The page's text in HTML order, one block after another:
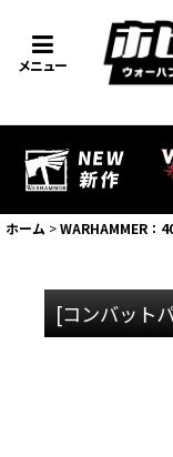
メニュー
ホーム >WARHAMMER：
[コンバット